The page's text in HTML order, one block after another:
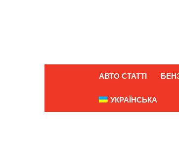
АВТО СТАТТІ
УКРАЇНСЬКА